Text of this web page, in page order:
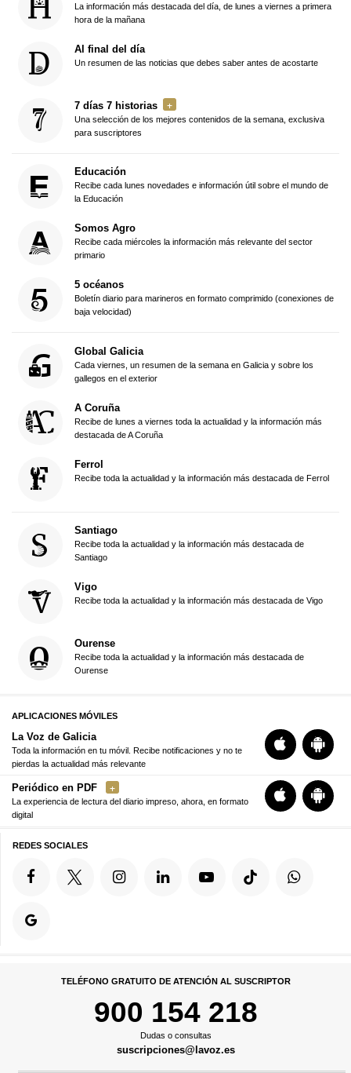
La información más destacada del día, de lunes a viernes a primera
hora de la mañana
Al final del día
Un resumen de las noticias que debes saber antes de acostarte
7 días 7 historias
Una selección de los mejores contenidos de la semana, exclusiva
para suscriptores
Educación
Recibe cada lunes novedades e información útil sobre el mundo de
la Educación
Somos Agro
Recibe cada miércoles la información más relevante del sector
primario
5 océanos
Boletín diario para marineros en formato comprimido (conexiones de
baja velocidad)
Global Galicia
Cada viernes, un resumen de la semana en Galicia y sobre los
gallegos en el exterior
A Coruña
Recibe de lunes a viernes toda la actualidad y la información más
destacada de A Coruña
Ferrol
Recibe toda la actualidad y la información más destacada de Ferrol
Santiago
Recibe toda la actualidad y la información más destacada de
Santiago
Vigo
Recibe toda la actualidad y la información más destacada de Vigo
Ourense
Recibe toda la actualidad y la información más destacada de
Ourense
APLICACIONES MÓVILES
La Voz de Galicia
Toda la información en tu móvil. Recibe notificaciones y no te
pierdas la actualidad más relevante
Periódico en PDF
La experiencia de lectura del diario impreso, ahora, en formato
digital
REDES SOCIALES
TELÉFONO GRATUITO DE ATENCIÓN AL SUSCRIPTOR
900 154 218
Dudas o consultas
suscripciones@lavoz.es